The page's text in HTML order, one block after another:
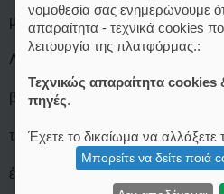
μικρές υπηρεσίες
Λιγότερη:
βιομηχανία
τεχνολογία
έρευνα & καινοτομία
νομοθεσία σας ενημερώνουμε
απαραίτητα - τεχνικά cookies
λειτουργία της πλατφόρμας.:
Τεχνικώς απαραίτητα
πηγές.
Έχετε το δικαίωμα να αλλάξετε
Μπορείτε να δείτε ποιά